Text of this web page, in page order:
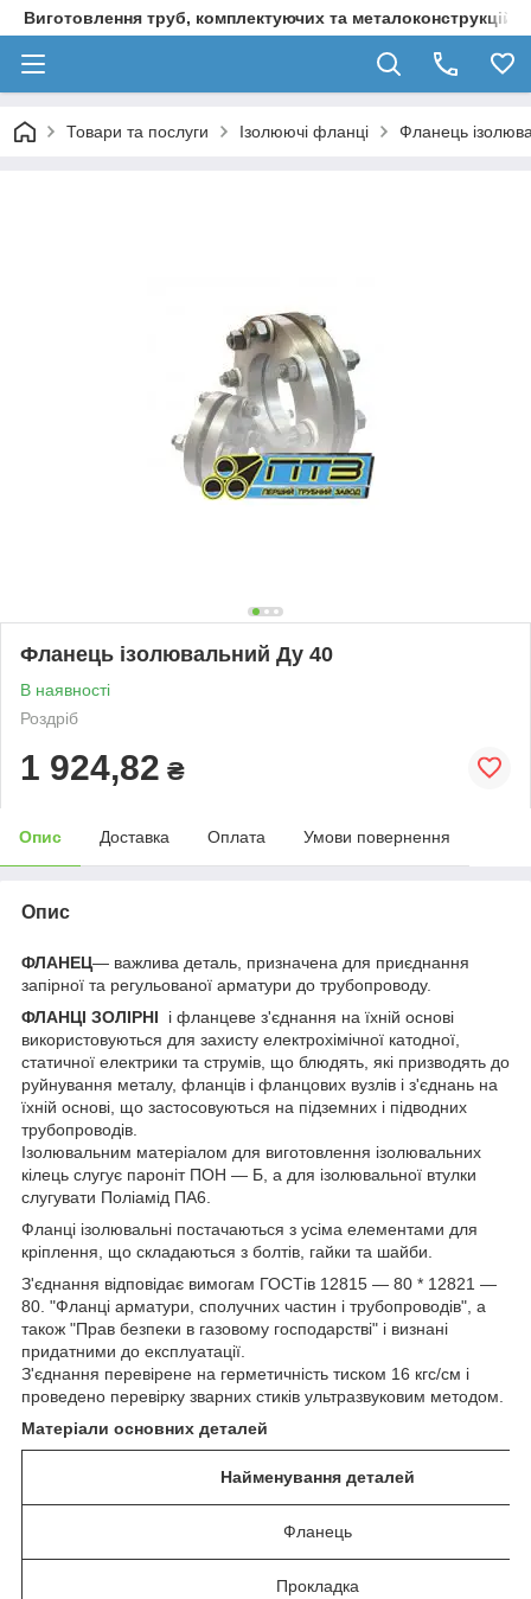
Виготовлення труб, комплектуючих та металоконструкцій
Товари та послуги Ізолюючі фланці Фланець
Фланець ізолювальний Ду 40
В наявності
Роздріб
1 924,82 ₴
Опис Доставка Оплата Умови повернення
Опис
ФЛАНЕЦ— важлива деталь, призначена для приєднання
запірної та регульованої арматури до трубопроводу.
ФЛАНЦІ ЗОЛІРНІ
і фланцеве з'єднання на їхній основі
використовуються для захисту електрохімічної катодної,
статичної електрики та струмів, що блюдять, які призводять до
руйнування металу, фланців і фланцових вузлів і з'єднань на
їхній основі, що застосовуються на підземних і підводних
трубопроводів.
Ізолювальним матеріалом для виготовлення ізолювальних
кілець слугує пароніт ПОН — Б, а для ізолювальної втулки
слугувати Поліамід ПА6.
Фланці ізолювальні постачаються з усіма елементами для
кріплення, що складаються з болтів, гайки та шайби.
З'єднання відповідає вимогам ГОСТів 12815 — 80 * 12821 —
80. "Фланці арматури, сполучних частин і трубопроводів", а
також "Прав безпеки в газовому господарстві" і визнані
придатними до експлуатації.
З'єднання перевірене на герметичність тиском 16 кгс/см і
проведено перевірку зварних стиків ультразвуковим методом.
Матеріали основних деталей
Найменування деталей
Фланець
Прокладка